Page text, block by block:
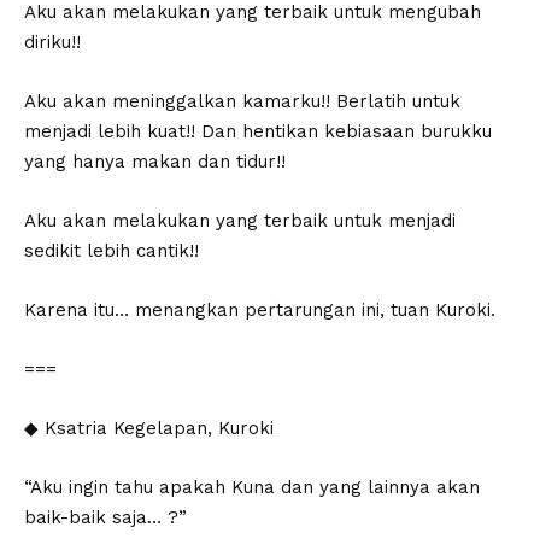
Aku akan melakukan yang terbaik untuk mengubah
diriku!!
Aku akan meninggalkan kamarku!! Berlatih untuk
menjadi lebih kuat!! Dan hentikan kebiasaan burukku
yang hanya makan dan tidur!!
Aku akan melakukan yang terbaik untuk menjadi
sedikit lebih cantik!!
Karena itu… menangkan pertarungan ini, tuan Kuroki.
===
◆ Ksatria Kegelapan, Kuroki
“Aku ingin tahu apakah Kuna dan yang lainnya akan
baik-baik saja… ?”